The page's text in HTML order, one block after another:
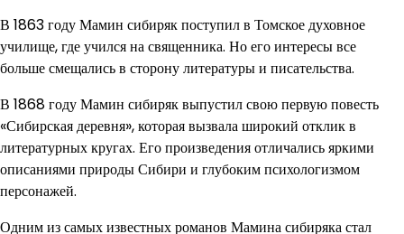
В 1863 году Мамин сибиряк поступил в Томское духовное
училище, где учился на священника. Но его интересы все
больше смещались в сторону литературы и писательства.
В 1868 году Мамин сибиряк выпустил свою первую повесть
«Сибирская деревня», которая вызвала широкий отклик в
литературных кругах. Его произведения отличались яркими
описаниями природы Сибири и глубоким психологизмом
персонажей.
Одним из самых известных романов Мамина сибиряка стал